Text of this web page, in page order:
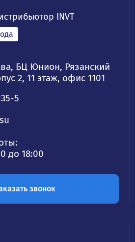
INVT
БЦ Юнион, Рязанский
2, 11 этаж, офис 1101
5
до 18:00
звонок